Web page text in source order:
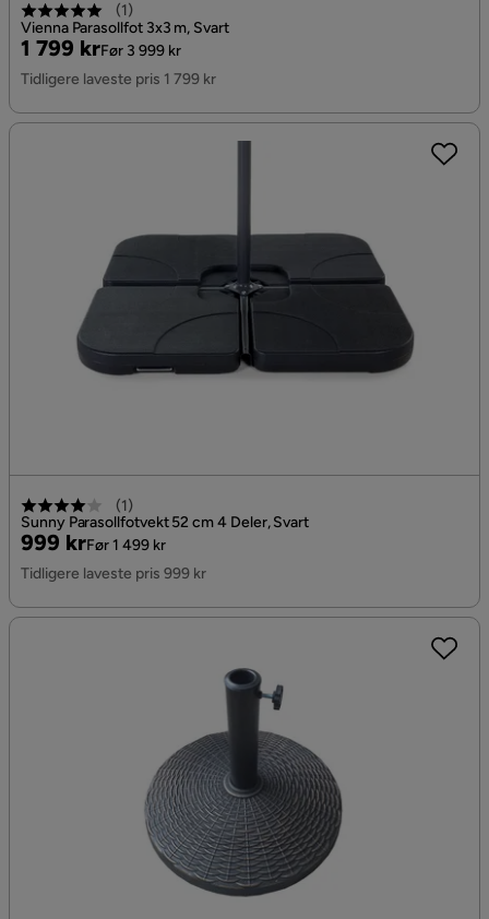
(1)
Vienna Parasollfot 3x3 m, Svart
Pris
1 799 kr
Original
Pris
Før 3 999 kr
Tidligere laveste pris 1 799 kr
(1)
Sunny Parasollfotvekt 52 cm 4 Deler, Svart
Pris
999 kr
Original
Pris
Før 1 499 kr
Tidligere laveste pris 999 kr